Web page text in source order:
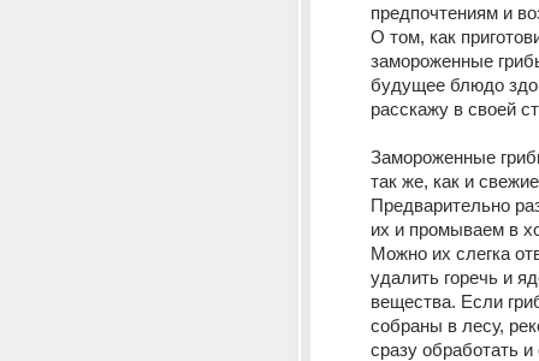
предпочтениям и
О том, как
замороженные
будущее блюдо
расскажу в своей
Замороженные
так же, как и
Предварительно
их и промываем в
Можно их слегка
удалить горечь и
вещества. Если
собраны в лесу,
сразу обработать и